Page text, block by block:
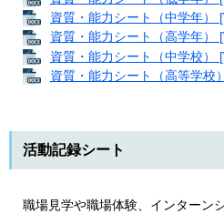
資質・能力シート（中学年）
資質・能力シート（高学年）
資質・能力シート（中学校）
資質・能力シート（高等学校
活動記録シート
職場見学や職場体験、インターン